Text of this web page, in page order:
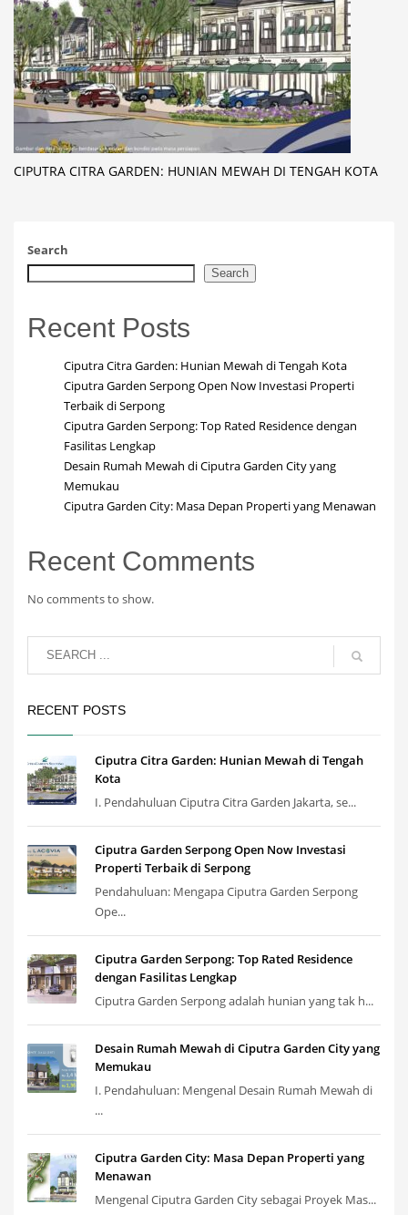
CIPUTRA CITRA GARDEN: HUNIAN MEWAH DI TENGAH KOTA
Search
Search
Recent Posts
Ciputra Citra Garden: Hunian Mewah di Tengah Kota
Ciputra Garden Serpong Open Now Investasi Properti
Terbaik di Serpong
Ciputra Garden Serpong: Top Rated Residence dengan
Fasilitas Lengkap
Desain Rumah Mewah di Ciputra Garden City yang
Memukau
Ciputra Garden City: Masa Depan Properti yang Menawan
Recent Comments
No comments to show.
RECENT POSTS
Ciputra Citra Garden: Hunian Mewah di Tengah
Kota
I. Pendahuluan Ciputra Citra Garden Jakarta, se...
Ciputra Garden Serpong Open Now Investasi
Properti Terbaik di Serpong
Pendahuluan: Mengapa Ciputra Garden Serpong
Ope...
Ciputra Garden Serpong: Top Rated Residence
dengan Fasilitas Lengkap
Ciputra Garden Serpong adalah hunian yang tak h...
Desain Rumah Mewah di Ciputra Garden City yang
Memukau
I. Pendahuluan: Mengenal Desain Rumah Mewah di
...
Ciputra Garden City: Masa Depan Properti yang
Menawan
Mengenal Ciputra Garden City sebagai Proyek Mas...